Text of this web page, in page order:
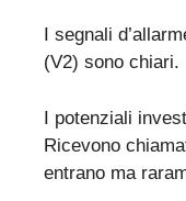
I segnali
(V2) sono chiari.
I potenziali
Ricevono
entrano ma